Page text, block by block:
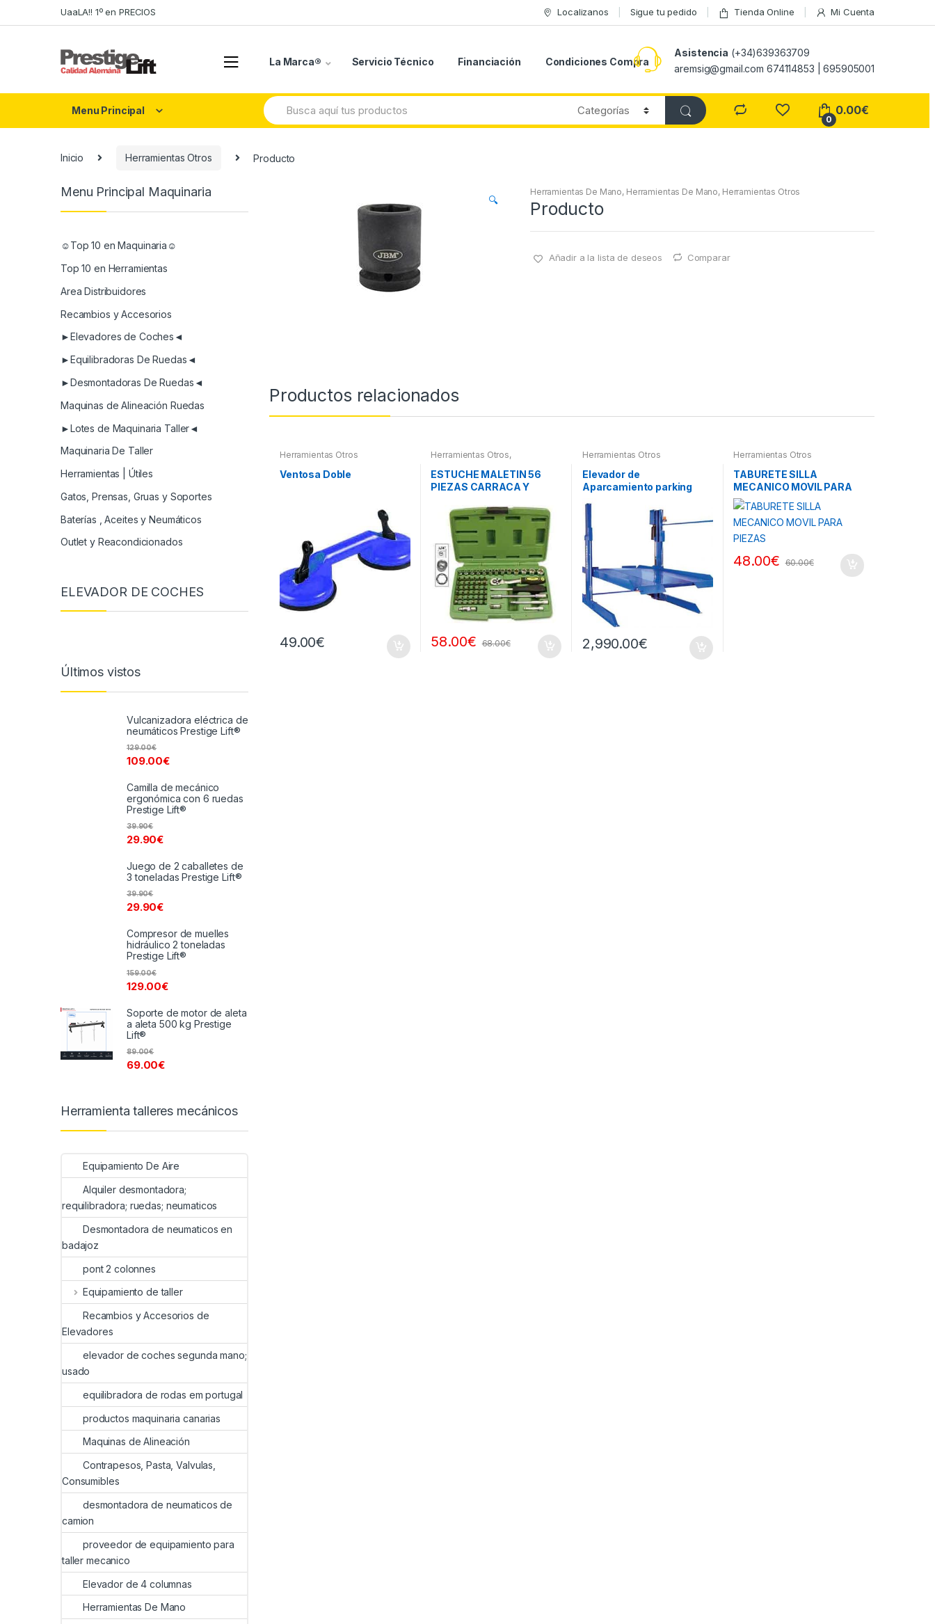
to
to
UaaLA!! 1º en PRECIOS Localizanos Sigue tu pedido Tienda Online Mi Cuenta
La Marca® Servicio Técnico Financiación Condiciones Compra
Asistencia (+34)639363709
aremsig@gmail.com 674114853 | 695905001
Menu Principal
Search
for:
0
0.00€
Inicio Herramientas Otros Producto
🔍
Herramientas De Mano, Herramientas De Mano, Herramientas Otros
Producto
Añadir a la lista de deseos Comparar
Productos relacionados
Herramientas Otros
Ventosa Doble
49.00€
Herramientas Otros,
Herramientas De Mano,
Maletines Herramientas,
Extractores, Compresímetros,
ESTUCHE MALETIN 56
PIEZAS CARRACA Y
58.00€ 68.00€
Herramientas Otros
Elevador de
Aparcamiento parking
2,990.00€
Herramientas Otros
TABURETE SILLA
MECANICO MOVIL PARA
PIEZAS
48.00€ 60.00€
Menu Principal Maquinaria
☺Top 10 en Maquinaria☺
Top 10 en Herramientas
Area Distribuidores
Recambios y Accesorios
►Elevadores de Coches◄
►Equilibradoras De Ruedas◄
►Desmontadoras De Ruedas◄
Maquinas de Alineación Ruedas
►Lotes de Maquinaria Taller◄
Maquinaria De Taller
Herramientas | Útiles
Gatos, Prensas, Gruas y Soportes
Baterías , Aceites y Neumáticos
Outlet y Reacondicionados
ELEVADOR DE COCHES
Últimos vistos
Vulcanizadora eléctrica de
neumáticos Prestige Lift®
109.00€
129.00€
Camilla de mecánico
ergonómica con 6 ruedas
Prestige Lift®
29.90€
39.90€
Juego de 2 caballetes de
3 toneladas Prestige Lift®
29.90€
39.90€
Compresor de muelles
hidráulico 2 toneladas
Prestige Lift®
129.00€
159.00€
Soporte de motor de aleta
a aleta 500 kg Prestige
Lift®
69.00€
89.00€
Herramienta talleres mecánicos
Equipamiento De Aire
Alquiler desmontadora;
requilibradora; ruedas; neumaticos
Desmontadora de neumaticos en
badajoz
pont 2 colonnes
Equipamiento de taller
Recambios y Accesorios de
Elevadores
elevador de coches segunda mano;
usado
equilibradora de rodas em portugal
productos maquinaria canarias
Maquinas de Alineación
Contrapesos, Pasta, Valvulas,
Consumibles
desmontadora de neumaticos de
camion
proveedor de equipamiento para
taller mecanico
Elevador de 4 columnas
Herramientas De Mano